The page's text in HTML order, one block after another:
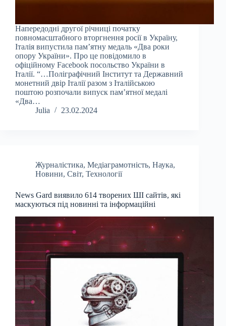
Напередодні другої річниці початку
повномасштабного вторгнення росії в Україну,
Італія випустила пам’ятну медаль «Два роки
опору України». Про це повідомило в
офіційному Facebook посольство України в
Італії. “…Поліграфічний Інститут та Державний
монетний двір Італії разом з Італійською
поштою розпочали випуск пам’ятної медалі
«Два…
Julia
23.02.2024
Журналістика, Медіаграмотність, Наука,
Новини, Світ, Технології
News Gard виявило 614 творених ШІ сайтів, які
маскуються під новинні та інформаційні